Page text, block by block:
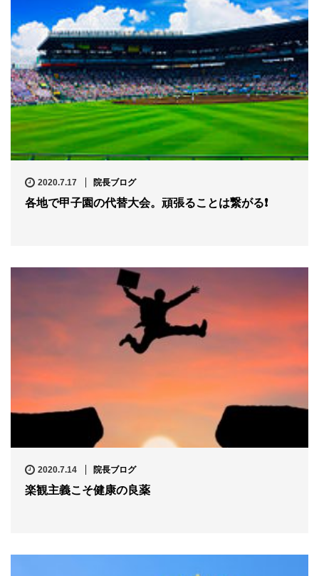
2020.7.17 院長ブログ
各地で甲子園の代替大会。頑張ることは繋がる❗️
2020.7.14 院長ブログ
楽観主義こそ健康の良薬